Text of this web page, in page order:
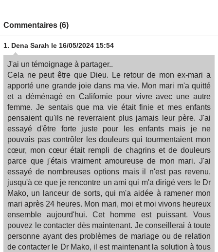
Commentaires (6)
1. Dena Sarah le 16/05/2024 15:54
J'ai un témoignage à partager..
Cela ne peut être que Dieu. Le retour de mon ex-mari a
apporté une grande joie dans ma vie. Mon mari m'a quitté
et a déménagé en Californie pour vivre avec une autre
femme. Je sentais que ma vie était finie et mes enfants
pensaient qu'ils ne reverraient plus jamais leur père. J'ai
essayé d'être forte juste pour les enfants mais je ne
pouvais pas contrôler les douleurs qui tourmentaient mon
cœur, mon cœur était rempli de chagrins et de douleurs
parce que j'étais vraiment amoureuse de mon mari. J'ai
essayé de nombreuses options mais il n'est pas revenu,
jusqu'à ce que je rencontre un ami qui m'a dirigé vers le Dr
Mako, un lanceur de sorts, qui m'a aidée à ramener mon
mari après 24 heures. Mon mari, moi et moi vivons heureux
ensemble aujourd'hui. Cet homme est puissant. Vous
pouvez le contacter dès maintenant. Je conseillerai à toute
personne ayant des problèmes de mariage ou de relation
de contacter le Dr Mako, il est maintenant la solution à tous